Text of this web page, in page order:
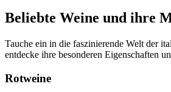
Beliebte Weine und ihre
Tauche ein in die faszinierende Welt der
entdecke ihre besonderen Eigenschaften
Rotweine